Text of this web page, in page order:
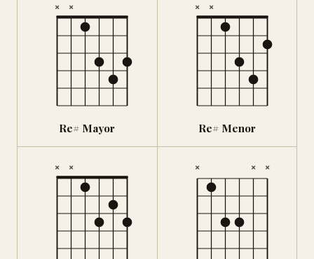
× ×
Re# Mayor
× ×
Re# Menor
× × × × ×